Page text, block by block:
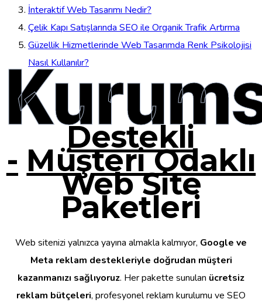
İnteraktif Web Tasarımı Nedir?
Çelik Kapı Satışlarında SEO ile Organik Trafik Artırma
Güzellik Hizmetlerinde Web Tasarımda Renk Psikolojisi
Nasıl Kullanılır?
Destekli
- Müşteri Odaklı
Web Site
Paketleri
Web sitenizi yalnızca yayına almakla kalmıyor, Google ve
Meta reklam destekleriyle doğrudan müşteri
kazanmanızı sağlıyoruz. Her pakette sunulan ücretsiz
reklam bütçeleri, profesyonel reklam kurulumu ve SEO